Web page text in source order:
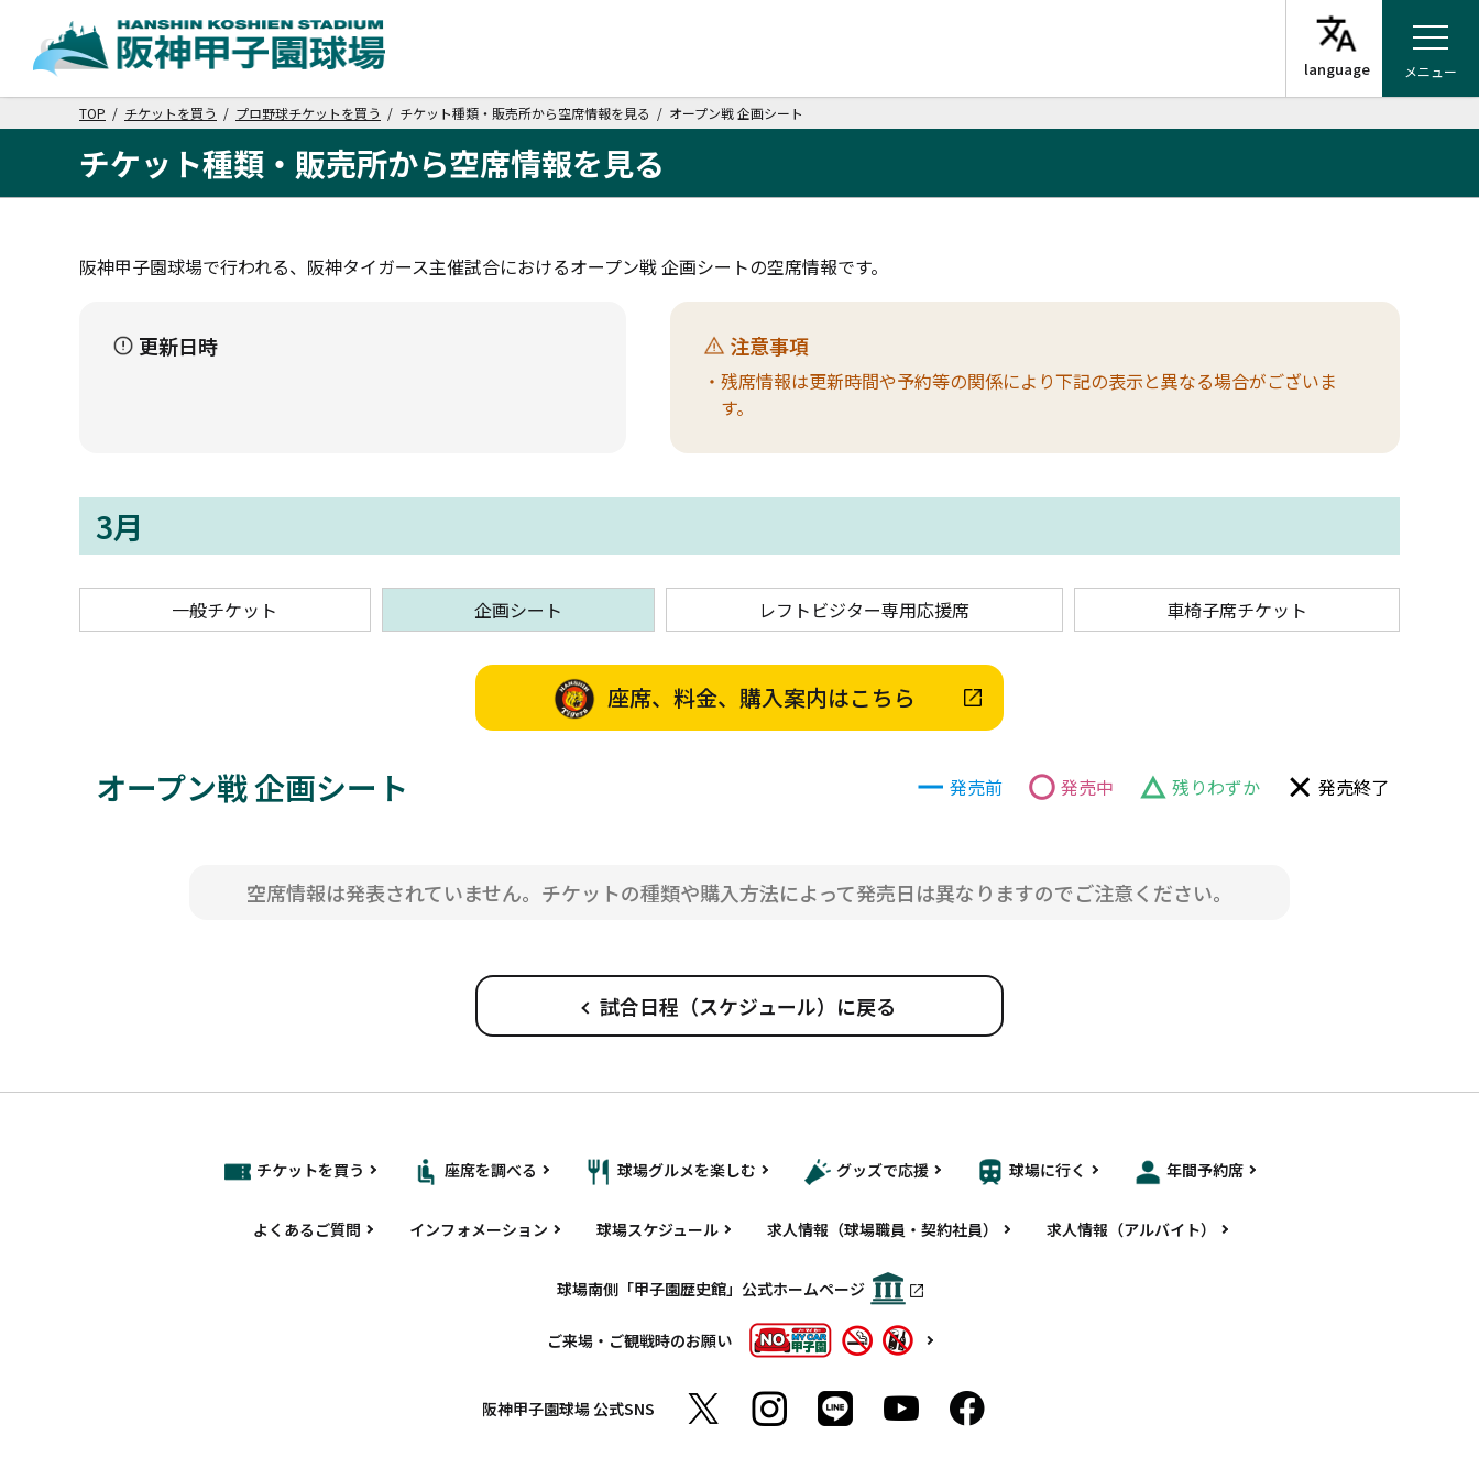
メニュー
TOP / チケットを買う / プロ野球チケットを買う / チケット種類・販売所から空席情報を見る / オープン戦 企画シート
チケット種類・販売所から空席情報を見る
阪神甲子園球場で行われる、阪神タイガース主催試合におけるオープン戦 企画シートの空席情報です。
更新日時 注意事項
・残席情報は更新時間や予約等の関係により下記の表示と異なる場合がございま
す。
3月
一般チケット 企画シート レフトビジター専用応援席 車椅子席チケット
座席、料金、購入案内はこちら
オープン戦 企画シート 発売前 発売中 残りわずか 発売終了
空席情報は発表されていません。チケットの種類や購入方法によって発売日は異なりますのでご注意ください。
試合日程（スケジュール）に戻る
チケットを買う 座席を調べる 球場グルメを楽しむ グッズで応援 球場に行く 年間予約席
よくあるご質問 インフォメーション 球場スケジュール 求人情報（球場職員・契約社員） 求人情報（アルバイト）
球場南側「甲子園歴史館」公式ホームページ
ご来場・ご観戦時のお願い
阪神甲子園球場公式SNS